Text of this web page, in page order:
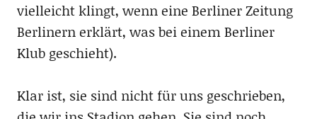
vielleicht klingt, wenn eine Berliner Zeitung
Berlinern erklärt, was bei einem Berliner
Klub geschieht).
Klar ist, sie sind nicht für uns geschrieben,